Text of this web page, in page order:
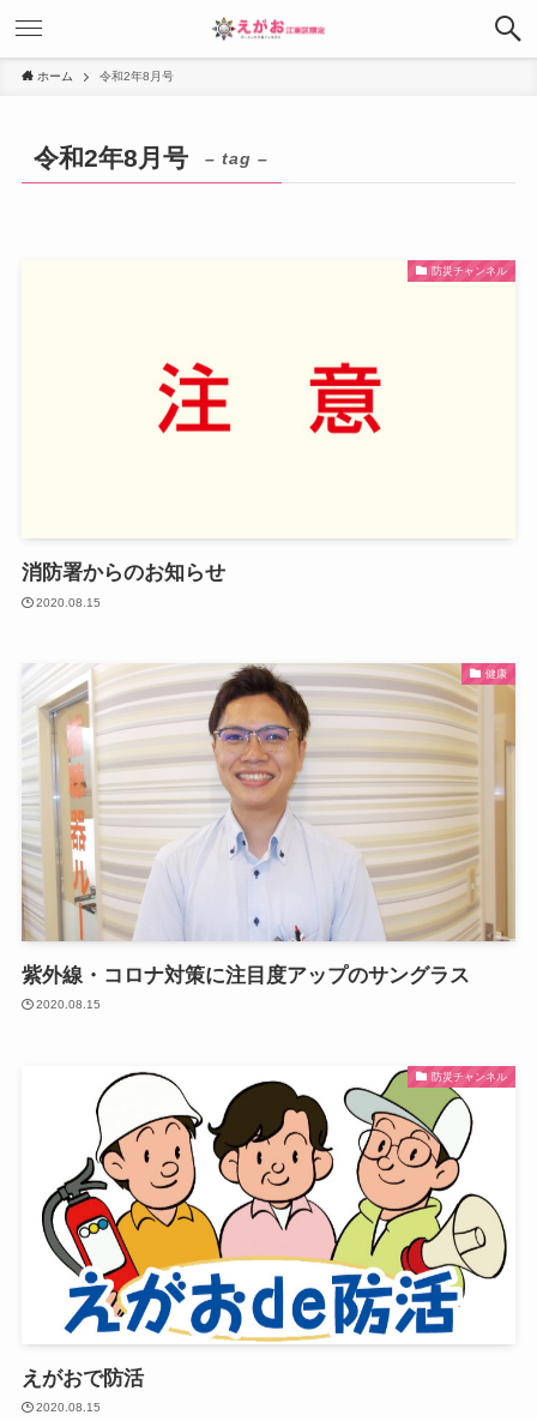
ホーム 令和2年8月号
令和2年8月号 – tag –
防災チャンネル
消防署からのお知らせ
2020.08.15
健康
紫外線・コロナ対策に注目度アップのサングラス
2020.08.15
防災チャンネル
えがおで防活
2020.08.15